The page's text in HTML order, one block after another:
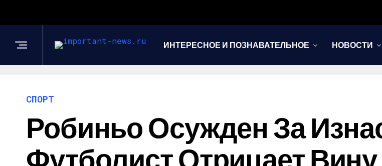
ИНТЕРЕСНОЕ И ПОЗНАВАТЕЛЬНОЕ НОВОСТИ
СПОРТ
Робиньо Осужден За
Футболист Отрицает Вину